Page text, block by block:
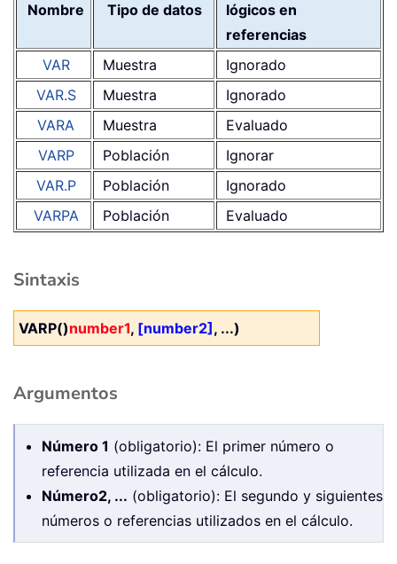
Nombre Tipo de datos
lógicos en
referencias
VAR
Muestra
Ignorado
VAR.S
Muestra
Ignorado
VARA
Muestra
Evaluado
VARP
Población
Ignorar
VAR.P
Población
Ignorado
VARPA
Población Evaluado
Sintaxis
VARP()number1, [number2] , ...)
Argumentos
Número 1 (obligatorio): El primer número o
referencia utilizada en el cálculo.
Número2, ... (obligatorio): El segundo y siguientes
números o referencias utilizados en el cálculo.